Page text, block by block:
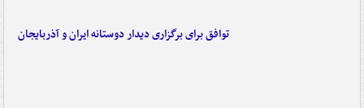
توافق برای برگزاری دیدار دوستانه ایران و آذربایجان